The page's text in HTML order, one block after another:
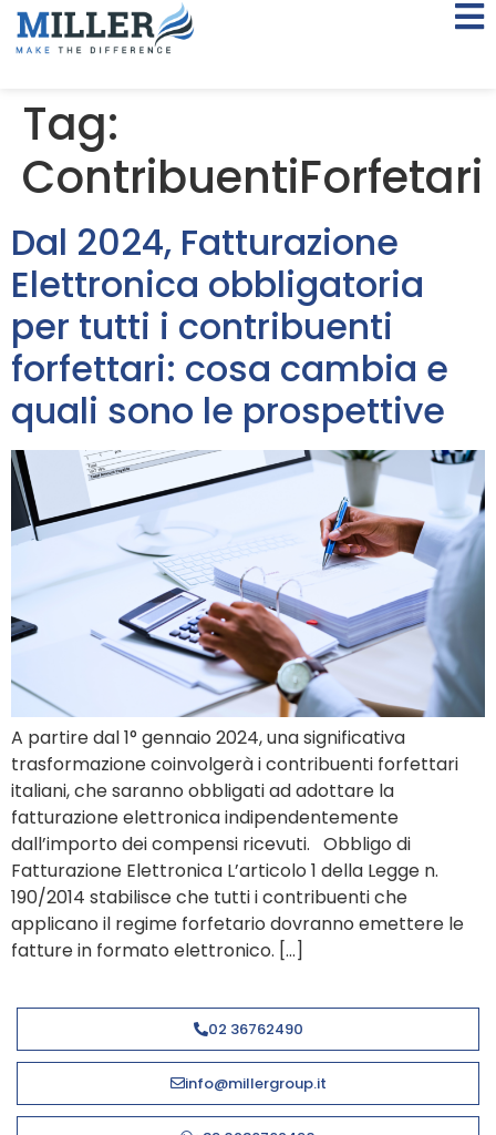
Tag:
ContribuentiForfetari
Dal 2024, Fatturazione
Elettronica obbligatoria
per tutti i contribuenti
forfettari: cosa cambia e
quali sono le prospettive
A partire dal 1° gennaio 2024, una significativa
trasformazione coinvolgerà i contribuenti forfettari
italiani, che saranno obbligati ad adottare la
fatturazione elettronica indipendentemente
dall’importo dei compensi ricevuti. Obbligo di
Fatturazione Elettronica L’articolo 1 della Legge n.
190/2014 stabilisce che tutti i contribuenti che
applicano il regime forfetario dovranno emettere le
fatture in formato elettronico. […]
02 36762490
info@millergroup.it